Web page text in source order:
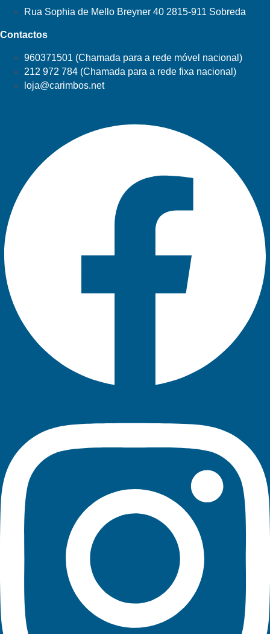
Rua Sophia de Mello Breyner 40 2815-911 Sobreda
Contactos
960371501 (Chamada para a rede móvel nacional)
212 972 784 (Chamada para a rede fixa nacional)
loja@carimbos.net